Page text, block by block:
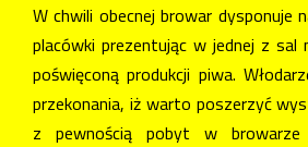
W chwili obecnej browar dysponuje
placówki prezentując w jednej z sal
poświęconą produkcji piwa.
przekonania, iż warto poszerzyć
z pewnością pobyt w browarze